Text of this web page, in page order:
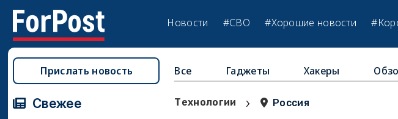
Новости #СВО #Хорошие новости
Все Гаджеты Хакеры
Технологии › Россия
Прислать новость
Свежее